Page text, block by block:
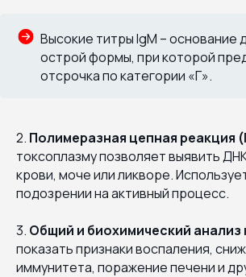
Высокие титры IgM – основание
острой формы, при которой
отсрочка по категории «Г».
2. Полимеразная цепная реакция
токсоплазму позволяет выявить
крови, моче или ликворе.
подозрении на активный процесс.
3. Общий и биохимический анализ
показать признаки воспаления,
иммунитета, поражение печени и